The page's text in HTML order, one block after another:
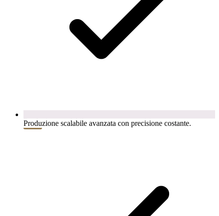
Produzione scalabile avanzata con precisione costante.